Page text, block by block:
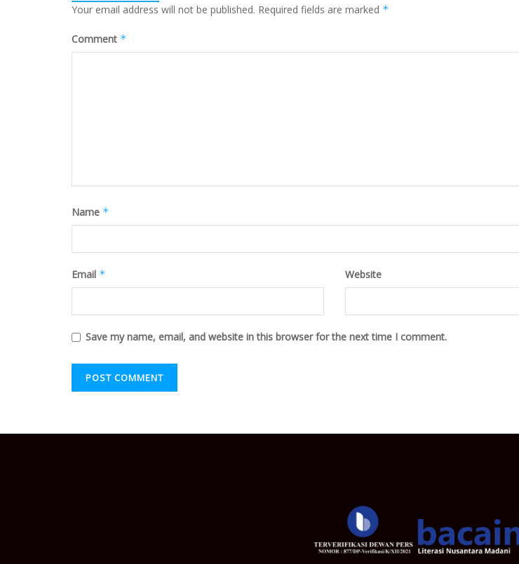
Your email address will not be published. Required fields are marked *
Comment *
Name *
Email * Website
Save my name, email, and website in this browser for the next time I comment.